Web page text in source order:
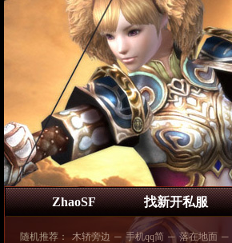
ZhaoSF 找新开私服
随机推荐： 木轿旁边 ─ 手机qq简 ─ 落在地面 ─